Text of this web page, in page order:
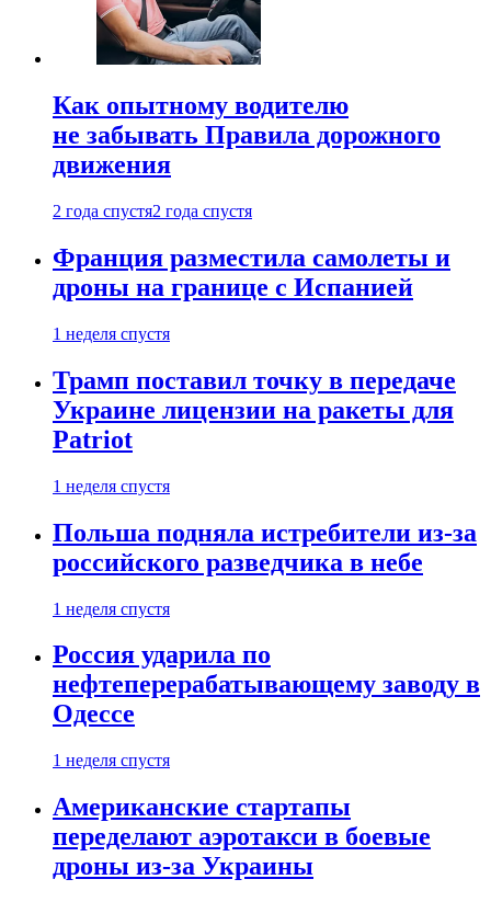
Как опытному водителю
не забывать Правила дорожного
движения
2 года спустя2 года спустя
Франция разместила самолеты и
дроны на границе с Испанией
1 неделя спустя
Трамп поставил точку в передаче
Украине лицензии на ракеты для
Patriot
1 неделя спустя
Польша подняла истребители из-за
российского разведчика в небе
1 неделя спустя
Россия ударила по
нефтеперерабатывающему заводу в
Одессе
1 неделя спустя
Американские стартапы
переделают аэротакси в боевые
дроны из-за Украины